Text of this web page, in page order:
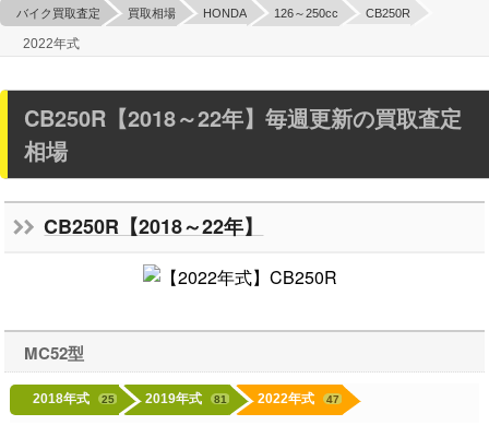
バイク買取査定 買取相場 HONDA 126～250cc CB250R
2022年式
CB250R【2018～22年】毎週更新の買取査定
相場
CB250R【2018～22年】
MC52型
2018年式 25 2019年式 81 2022年式 47